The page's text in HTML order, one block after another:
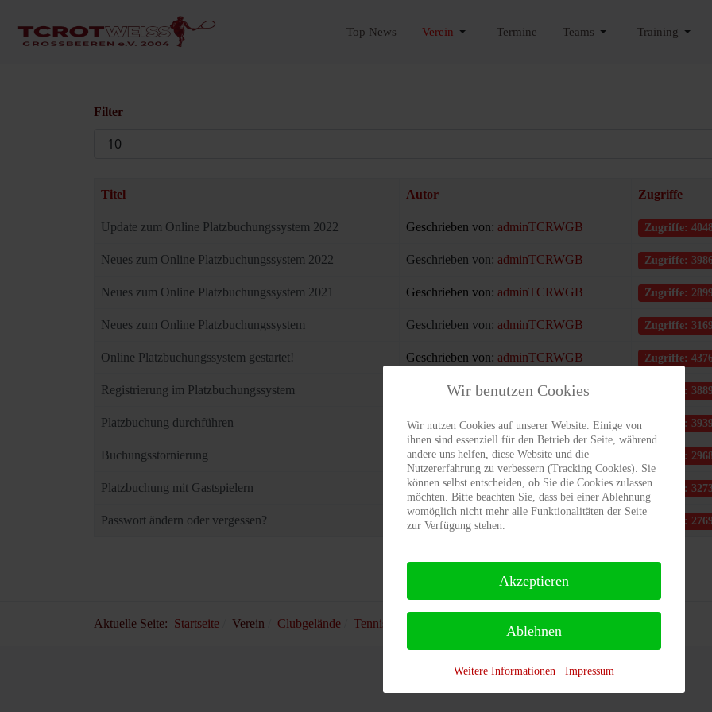
Top News Verein Termine Teams Training
Filter
Anzeige
Titel Autor Zugriffe
Update zum Online Platzbuchungssystem 2022 Geschrieben von: adminTCRWGB Zugriffe:
Neues zum Online Platzbuchungssystem 2022 Geschrieben von: adminTCRWGB Zugriffe:
Neues zum Online Platzbuchungssystem 2021 Geschrieben von: adminTCRWGB Zugriffe:
Neues zum Online Platzbuchungssystem Geschrieben von: adminTCRWGB Zugriffe:
Online Platzbuchungssystem gestartet! Geschrieben von: adminTCRWGB Zugriffe:
Registrierung im Platzbuchungssystem Geschrieben von:adminTCRWGB Zugriffe:
Platzbuchung durchführen Geschrieben von: adminTCRWGB Zugriffe:
Buchungsstornierung Geschrieben von:adminTCRWGB Zugriffe:
Platzbuchung mit Gastspielern Geschrieben von:adminTCRWGB Zugriffe: 3273
Passwort ändern oder vergessen? Geschrieben von: Zugriffe:
Aktuelle Seite: Startseite Verein Clubgelände Tennisplätze
Wir benutzen Cookies
Wir nutzen Cookies auf unserer Website. Einige von
ihnen sind essenziell für den Betrieb der Seite, während
andere uns helfen, diese Website und die
Nutzererfahrung zu verbessern (Tracking Cookies). Sie
können selbst entscheiden, ob Sie die Cookies zulassen
möchten. Bitte beachten Sie, dass bei einer Ablehnung
womöglich nicht mehr alle Funktionalitäten der Seite
zur Verfügung stehen.
Akzeptieren
Ablehnen
Weitere Informationen Impressum